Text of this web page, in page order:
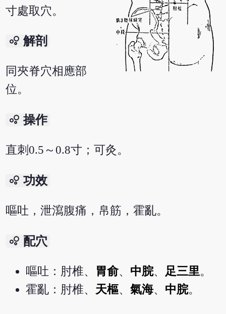
寸處取穴。
bubble_chart 解剖
同夾脊穴相應部
位。
bubble_chart 操作
直刺0.5～0.8寸；可灸。
bubble_chart 功效
嘔吐，泄瀉腹痛，帛筋，霍亂。
bubble_chart 配穴
嘔吐：肘椎、 胃俞、 中脘、 足三里。
霍亂：肘椎、 天樞、氣海、 中脘。